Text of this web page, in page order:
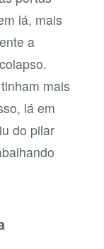
lá, mais
a
mais
lá em
do pilar